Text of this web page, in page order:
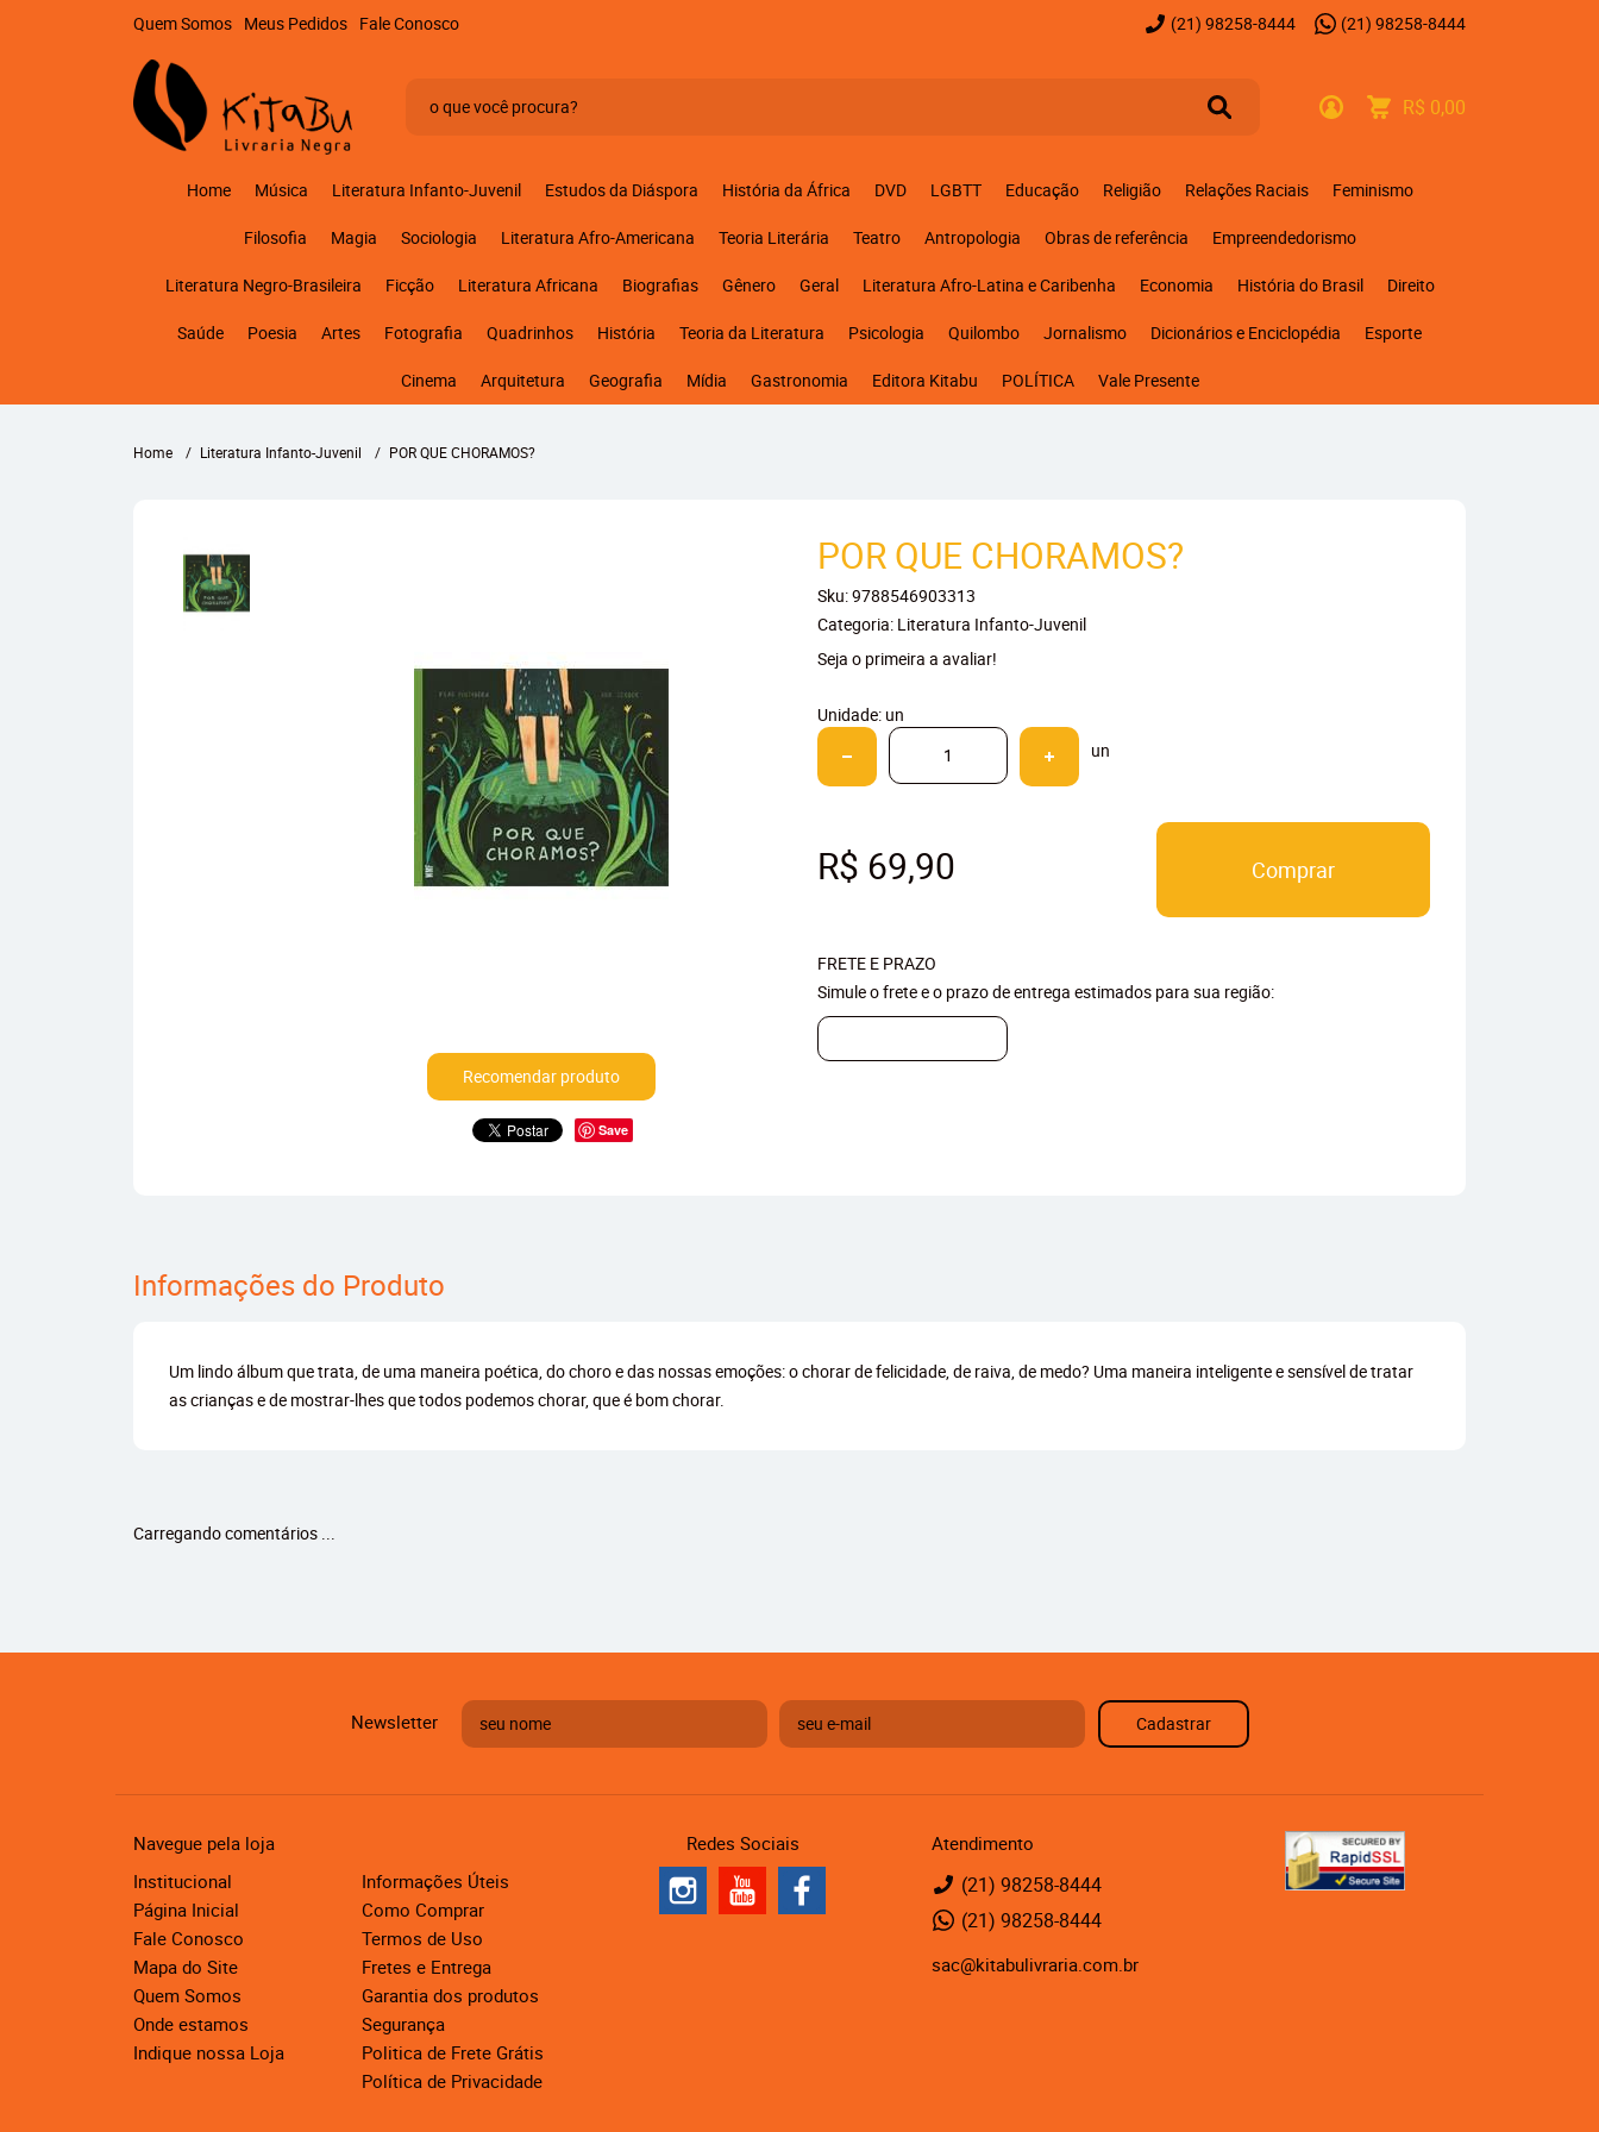
Quem Somos Meus Pedidos Fale Conosco (21) 98258-8444 (21) 98258-8444
R$ 0,00
Home Música Literatura Infanto-Juvenil Estudos da Diáspora História da África DVD LGBTT Educação Religião Relações Raciais Feminismo
Filosofia Magia Sociologia Literatura Afro-Americana Teoria Literária Teatro Antropologia Obras de referência Empreendedorismo
Literatura Negro-Brasileira Ficção Literatura Africana Biografias Gênero Geral Literatura Afro-Latina e Caribenha Economia História do Brasil Direito
Saúde Poesia Artes Fotografia Quadrinhos História Teoria da Literatura Psicologia Quilombo Jornalismo Dicionários e Enciclopédia Esporte
Cinema Arquitetura Geografia Mídia Gastronomia Editora Kitabu POLÍTICA Vale Presente
Home Literatura Infanto-Juvenil POR QUE CHORAMOS?
Recomendar produto
Save
POR QUE CHORAMOS?
Sku:9788546903313
Categoria: Literatura Infanto-Juvenil
Seja o primeira a avaliar!
Unidade: un
un
R$ 69,90 Comprar
FRETE E PRAZO
Simule o frete e o prazo de entrega estimados para sua região:
Informações do Produto
Um lindo álbum que trata, de uma maneira poética, do choro e das nossas emoções: o chorar de felicidade, de raiva, de medo? Uma maneira inteligente e sensível de tratar
as crianças e de mostrar-lhes que todos podemos chorar, que é bom chorar.
Carregando comentários ...
Newsletter Cadastrar
Navegue pela loja
Institucional
Página Inicial
Fale Conosco
Mapa do Site
Quem Somos
Onde estamos
Indique nossa Loja
Informações Úteis
Como Comprar
Termos de Uso
Fretes e Entrega
Garantia dos produtos
Segurança
Politica de Frete Grátis
Política de Privacidade
Redes Sociais Atendimento
(21) 98258-8444
(21) 98258-8444
sac@kitabulivraria.com.br